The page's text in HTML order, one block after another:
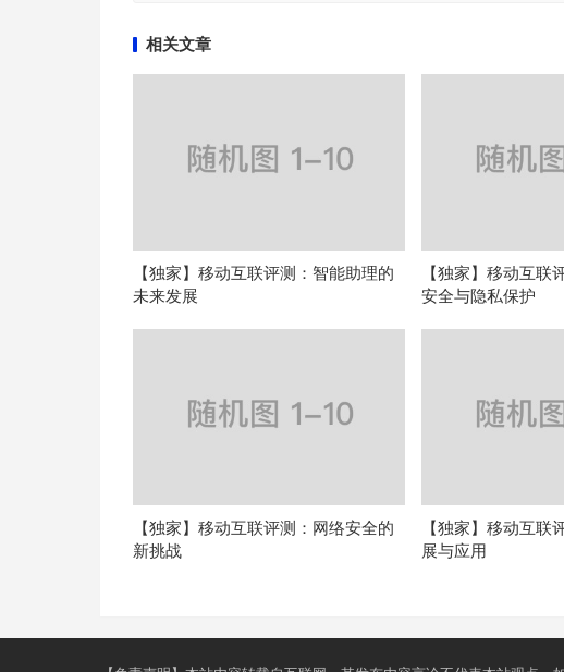
相关文章
【独家】移动互联评测：智能助理的
未来发展
【独家】移动互联
安全与隐私保护
【独家】移动互联评测：网络安全的
新挑战
【独家】移动互联
展与应用